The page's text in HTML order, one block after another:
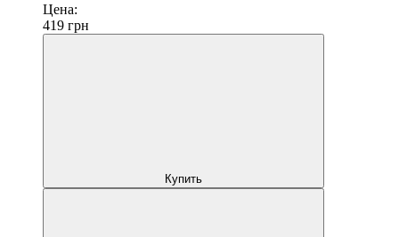
Цена:
419 грн
Купить